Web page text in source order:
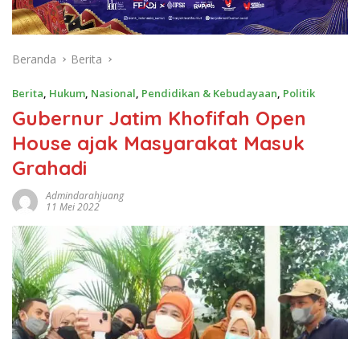
Beranda Berita
Berita, Hukum, Nasional, Pendidikan & Kebudayaan, Politik
Gubernur Jatim Khofifah Open
House ajak Masyarakat Masuk
Grahadi
Admindarahjuang
11 Mei 2022